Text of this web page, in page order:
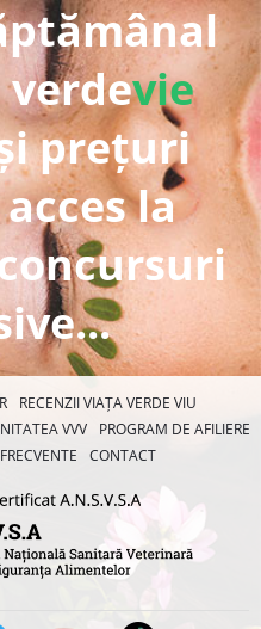
vie
prețuri
la
RECENZII VIAȚA VERDE VIU
VVV
PROGRAM DE AFILIERE
CONTACT